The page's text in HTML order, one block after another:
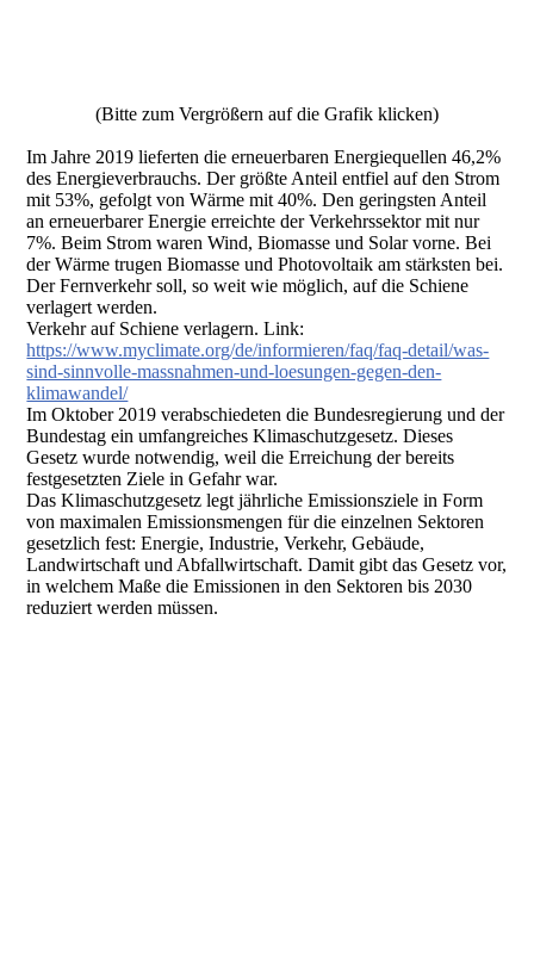
(Bitte zum Vergrößern auf die Grafik klicken)
Im Jahre 2019 lieferten die erneuerbaren Energiequellen 46,2%
des Energieverbrauchs. Der größte Anteil entfiel auf den Strom
mit 53%, gefolgt von Wärme mit 40%. Den geringsten Anteil
an erneuerbarer Energie erreichte der Verkehrssektor mit nur
7%. Beim Strom waren Wind, Biomasse und Solar vorne. Bei
der Wärme trugen Biomasse und Photovoltaik am stärksten bei.
Der Fernverkehr soll, so weit wie möglich, auf die Schiene
verlagert werden.
Verkehr auf Schiene verlagern. Link:
https://www.myclimate.org/de/informieren/faq/faq-detail/was-
sind-sinnvolle-massnahmen-und-loesungen-gegen-den-
klimawandel/
Im Oktober 2019 verabschiedeten die Bundesregierung und der
Bundestag ein umfangreiches Klimaschutzgesetz. Dieses
Gesetz wurde notwendig, weil die Erreichung der bereits
festgesetzten Ziele in Gefahr war.
Das Klimaschutzgesetz legt jährliche Emissionsziele in Form
von maximalen Emissionsmengen für die einzelnen Sektoren
gesetzlich fest: Energie, Industrie, Verkehr, Gebäude,
Landwirtschaft und Abfallwirtschaft. Damit gibt das Gesetz vor,
in welchem Maße die Emissionen in den Sektoren bis 2030
reduziert werden müssen.